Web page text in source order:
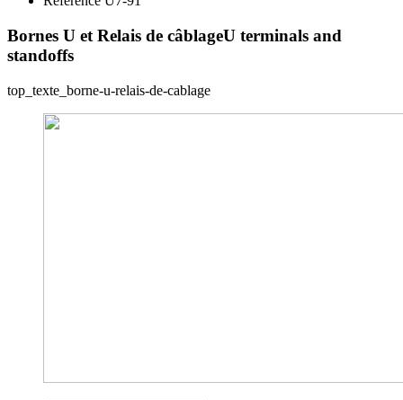
Bornes U et Relais de câblageU terminals and
standoffs
top_texte_borne-u-relais-de-cablage